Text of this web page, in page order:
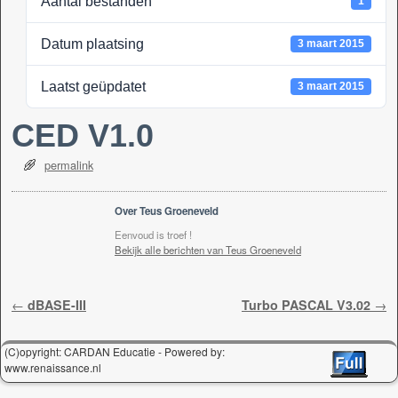
k
Datum plaatsing 3 maart 2015
Laatst geüpdatet 3 maart 2015
CED V1.0
permalink
Over Teus Groeneveld
Eenvoud is troef !
Bekijk alle berichten van Teus Groeneveld
Berichtnavigatie
← dBASE-III Turbo PASCAL V3.02 →
(C)opyright: CARDAN Educatie - Powered by:
www.renaissance.nl